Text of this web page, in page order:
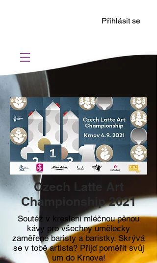
Přihlásit se
Czech Latte Art
Championship 2021
Soutěž v kreslení mléčnou pěnou
kávy pro všechny umělecky
zaměřené baristy a baristky. Skrývá
se v tobě artista? Přijď poměřit svůj
um do Krnova!